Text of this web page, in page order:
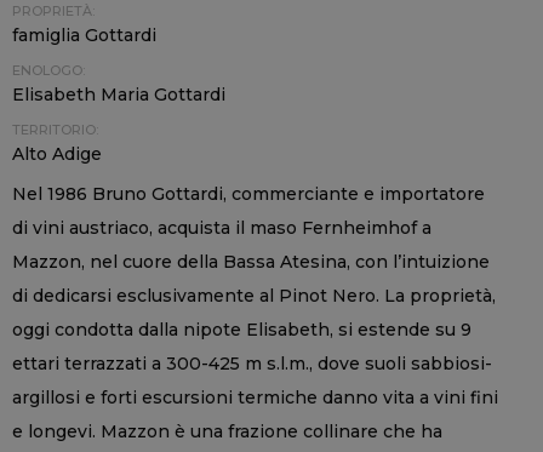
PROPRIETÀ:
famiglia Gottardi
ENOLOGO:
Elisabeth Maria Gottardi
TERRITORIO:
Alto Adige
Nel 1986 Bruno Gottardi, commerciante e importatore
di vini austriaco, acquista il maso Fernheimhof a
Mazzon, nel cuore della Bassa Atesina, con l’intuizione
di dedicarsi esclusivamente al Pinot Nero. La proprietà,
oggi condotta dalla nipote Elisabeth, si estende su 9
ettari terrazzati a 300-425 m s.l.m., dove suoli sabbiosi-
argillosi e forti escursioni termiche danno vita a vini fini
e longevi. Mazzon è una frazione collinare che ha